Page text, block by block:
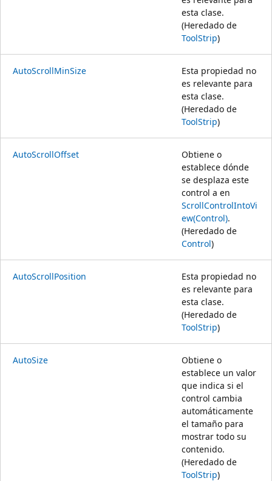
esta clase.
(Heredado de
ToolStrip)
AutoScrollMinSize
Esta propiedad no
es relevante para
esta clase.
(Heredado de
ToolStrip)
AutoScrollOffset
Obtiene o
establece dónde
se desplaza este
control a en
ScrollControlIntoVi
ew(Control).
(Heredado de
Control)
AutoScrollPosition
Esta propiedad no
es relevante para
esta clase.
(Heredado de
ToolStrip)
AutoSize
Obtiene o
establece un valor
que indica si el
control cambia
automáticamente
el tamaño para
mostrar todo su
contenido.
(Heredado de
ToolStrip)